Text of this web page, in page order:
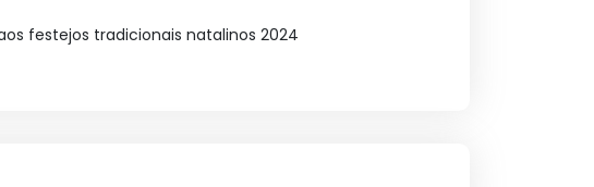
festejos tradicionais natalinos 2024